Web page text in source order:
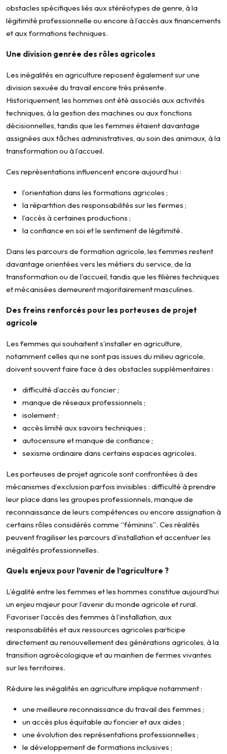
obstacles spécifiques liés aux stéréotypes de genre, à la
légitimité professionnelle ou encore à l’accès aux financements
et aux formations techniques.
Une division genrée des rôles agricoles
Les inégalités en agriculture reposent également sur une
division sexuée du travail encore très présente.
Historiquement, les hommes ont été associés aux activités
techniques, à la gestion des machines ou aux fonctions
décisionnelles, tandis que les femmes étaient davantage
assignées aux tâches administratives, au soin des animaux, à la
transformation ou à l’accueil.
Ces représentations influencent encore aujourd’hui :
l’orientation dans les formations agricoles ;
la répartition des responsabilités sur les fermes ;
l’accès à certaines productions ;
la confiance en soi et le sentiment de légitimité.
Dans les parcours de formation agricole, les femmes restent
davantage orientées vers les métiers du service, de la
transformation ou de l’accueil, tandis que les filières techniques
et mécanisées demeurent majoritairement masculines.
Des freins renforcés pour les porteuses de projet
agricole
Les femmes qui souhaitent s’installer en agriculture,
notamment celles qui ne sont pas issues du milieu agricole,
doivent souvent faire face à des obstacles supplémentaires :
difficulté d’accès au foncier ;
manque de réseaux professionnels ;
isolement ;
accès limité aux savoirs techniques ;
autocensure et manque de confiance ;
sexisme ordinaire dans certains espaces agricoles.
Les porteuses de projet agricole sont confrontées à des
mécanismes d’exclusion parfois invisibles : difficulté à prendre
leur place dans les groupes professionnels, manque de
reconnaissance de leurs compétences ou encore assignation à
certains rôles considérés comme “féminins”. Ces réalités
peuvent fragiliser les parcours d’installation et accentuer les
inégalités professionnelles.
Quels enjeux pour l’avenir de l’agriculture ?
L’égalité entre les femmes et les hommes constitue aujourd’hui
un enjeu majeur pour l’avenir du monde agricole et rural.
Favoriser l’accès des femmes à l’installation, aux
responsabilités et aux ressources agricoles participe
directement au renouvellement des générations agricoles, à la
transition agroécologique et au maintien de fermes vivantes
sur les territoires.
Réduire les inégalités en agriculture implique notamment :
une meilleure reconnaissance du travail des femmes ;
un accès plus équitable au foncier et aux aides ;
une évolution des représentations professionnelles ;
le développement de formations inclusives ;